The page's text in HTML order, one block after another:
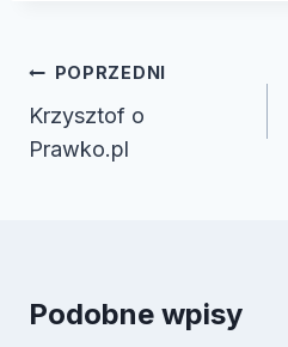
Nawigacja
wpisu
POPRZEDNI
Krzysztof o
Prawko.pl
Podobne wpisy